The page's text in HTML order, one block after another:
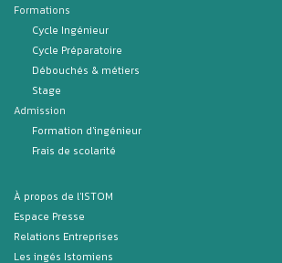
Formations
Cycle Ingénieur
Cycle Préparatoire
Débouchés & métiers
Stage
Admission
Formation d'ingénieur
Frais de scolarité
À propos de l'ISTOM
Espace Presse
Relations Entreprises
Les ingés Istomiens